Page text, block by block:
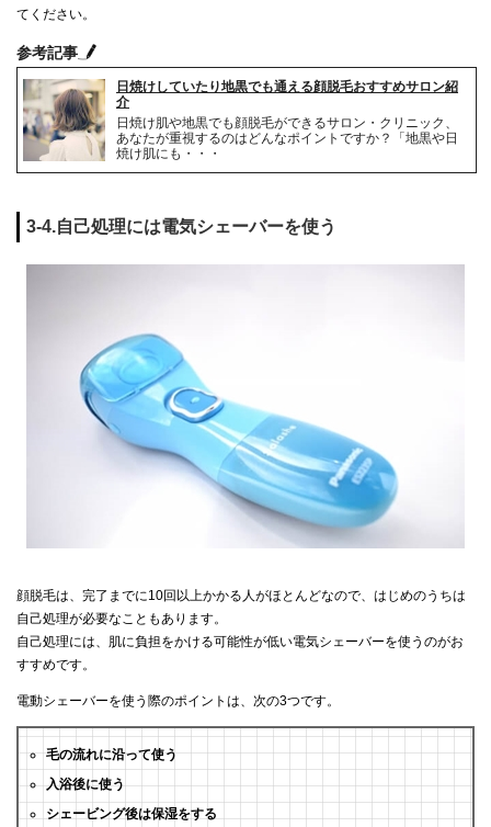
てください。
参考記事
日焼けしていたり地黒でも通える顔脱毛おすすめサロン紹
介
日焼け肌や地黒でも顔脱毛ができるサロン・クリニック、
あなたが重視するのはどんなポイントですか？「地黒や日
焼け肌にも・・・
3-4.自己処理には電気シェーバーを使う
顔脱毛は、完了までに10回以上かかる人がほとんどなので、はじめのうちは
自己処理が必要なこともあります。
自己処理には、肌に負担をかける可能性が低い電気シェーバーを使うのがお
すすめです。
電動シェーバーを使う際のポイントは、次の3つです。
毛の流れに沿って使う
入浴後に使う
シェービング後は保湿をする